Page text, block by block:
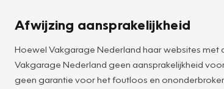
Afwijzing aansprakelijkheid
Hoewel Vakgarage Nederland haar websites
Vakgarage Nederland geen aansprakelijkheid
geen garantie voor het foutloos en